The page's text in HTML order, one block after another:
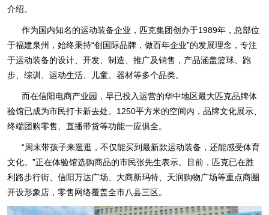
介绍。
作为国内知名的运动装备企业，匹克集团创办于1989年，总部位
于福建泉州，始终秉持“创国际品牌，做百年企业”的发展理念，专注
于运动装备的设计、开发、制造、推广及销售，产品涵盖篮球、跑
步、综训、运动生活、儿童、器材等多个品类。
而在信阳电商产业园，早已投入运营的华中地区最大匹克品牌体
验馆已成为市民打卡新去处。1250平方米的空间内，品牌文化展示、
终端团购零售、直播带货等功能一应俱全。
“周末带孩子来逛逛，不仅能买到最新款运动装备，还能感受体育
文化。”正在体验馆选购商品的市民张先生表示。目前，匹克已在胜
利路步行街、信阳万达广场、大商新玛特、天润购物广场等重点商圈
开设形象店，零售网络覆盖全市八县三区。